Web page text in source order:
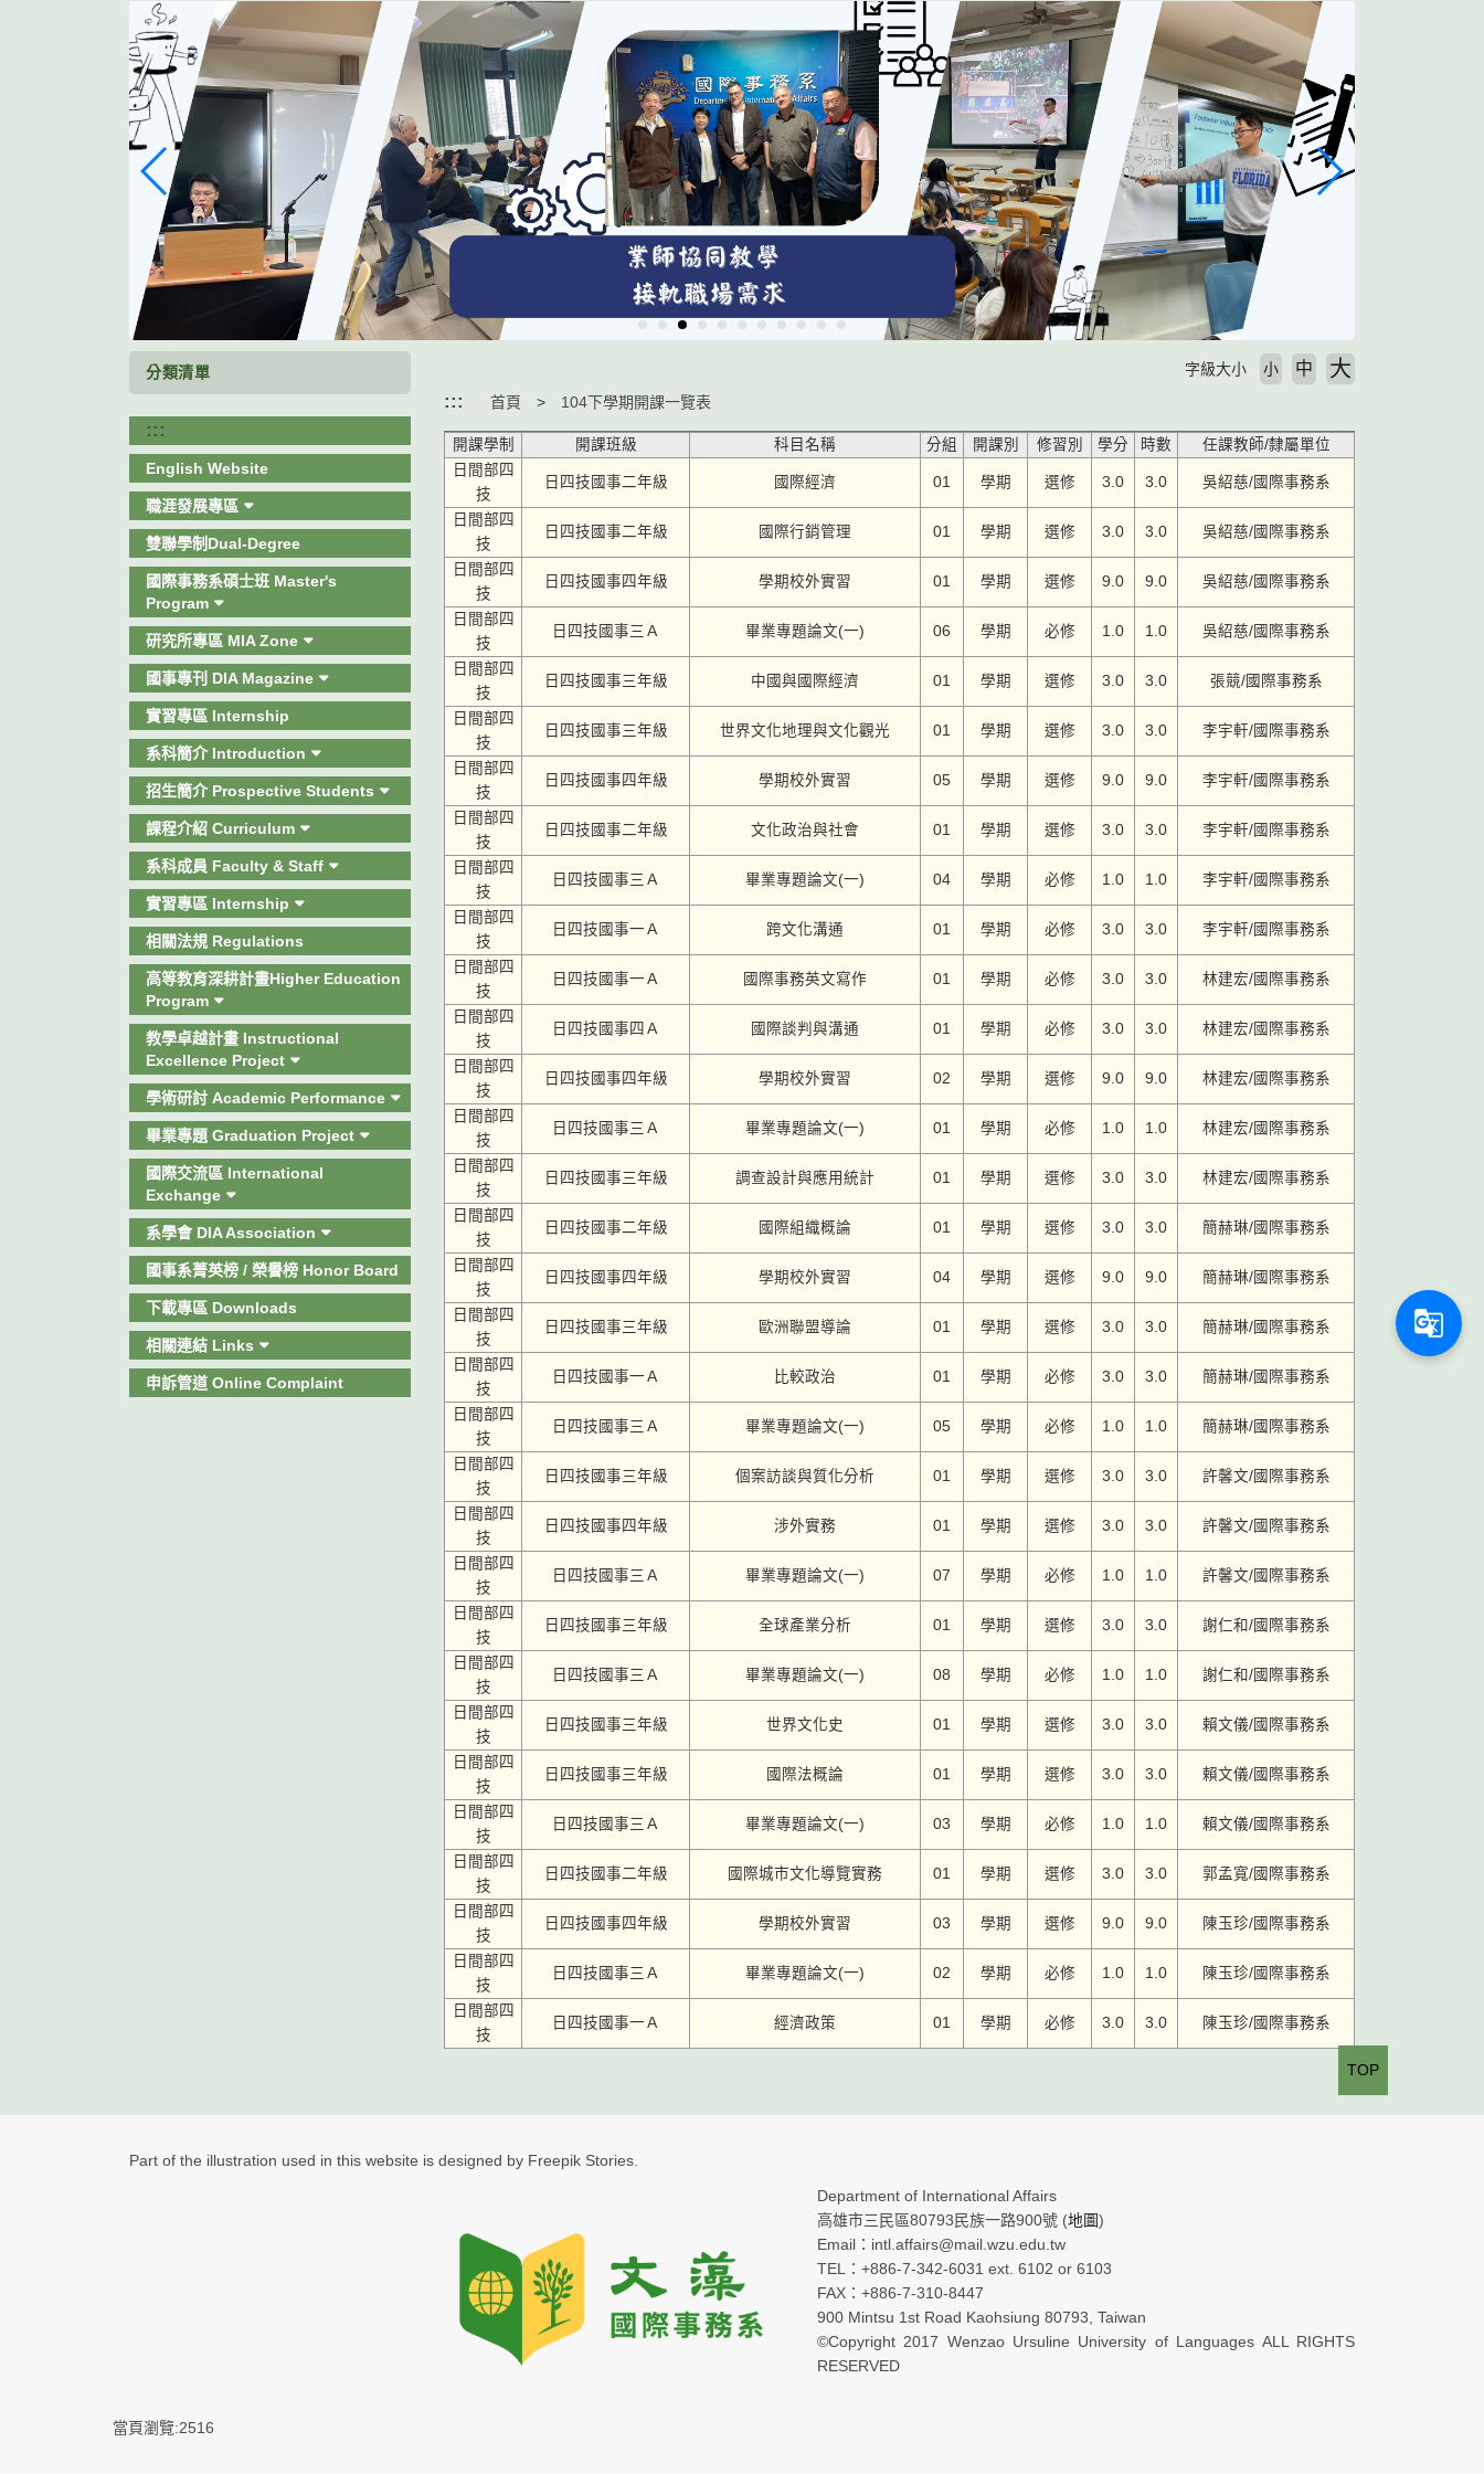
分類清單
:::
English Website
職涯發展專區
雙聯學制Dual-Degree
國際事務系碩士班 Master's
Program
研究所專區 MIA Zone
國事專刊 DIA Magazine
實習專區 Internship
系科簡介 Introduction
招生簡介 Prospective Students
課程介紹 Curriculum
系科成員 Faculty & Staff
實習專區 Internship
相關法規 Regulations
高等教育深耕計畫Higher Education
Program
教學卓越計畫 Instructional
Excellence Project
學術研討 Academic Performance
畢業專題 Graduation Project
國際交流區 International
Exchange
系學會 DIA Association
國事系菁英榜 / 榮譽榜 Honor Board
下載專區 Downloads
相關連結 Links
申訴管道 Online Complaint
::: 首頁 104下學期開課一覽表
字級大小 小 中 大
開課學制 開課班級 科目名稱 分組 開課別 修習別 學分 時數
任課教師/隸屬單位
日間部四
技
日四技國事二年級 國際經濟 01 學期 選修 3.0 3.0 吳紹慈/國際事務系
日間部四
技
日四技國事二年級 國際行銷管理 01 學期 選修 3.0 3.0 吳紹慈/國際事務系
日間部四
技
日四技國事四年級 學期校外實習 01 學期 選修 9.0 9.0 吳紹慈/國際事務系
日間部四
技
日四技國事三Ａ 畢業專題論文(一) 06 學期 必修 1.0 1.0 吳紹慈/國際事務系
日間部四
技
日四技國事三年級 中國與國際經濟 01 學期 選修 3.0 3.0 張競/國際事務系
日間部四
技
日四技國事三年級 世界文化地理與文化觀光 01 學期 選修 3.0 3.0 李宇軒/國際事務系
日間部四
技
日四技國事四年級 學期校外實習 05 學期 選修 9.0 9.0 李宇軒/國際事務系
日間部四
技
日四技國事二年級 文化政治與社會 01 學期 選修 3.0 3.0 李宇軒/國際事務系
日間部四
技
日四技國事三Ａ 畢業專題論文(一) 04 學期 必修 1.0 1.0 李宇軒/國際事務系
日間部四
技
日四技國事一Ａ 跨文化溝通 01 學期 必修 3.0 3.0 李宇軒/國際事務系
日間部四
技
日四技國事一Ａ 國際事務英文寫作 01 學期 必修 3.0 3.0 林建宏/國際事務系
日間部四
技
日四技國事四Ａ 國際談判與溝通 01 學期 必修 3.0 3.0 林建宏/國際事務系
日間部四
技
日四技國事四年級 學期校外實習 02 學期 選修 9.0 9.0 林建宏/國際事務系
日間部四
技
日四技國事三Ａ 畢業專題論文(一) 01 學期 必修 1.0 1.0 林建宏/國際事務系
日間部四
技
日四技國事三年級 調查設計與應用統計 01 學期 選修 3.0 3.0 林建宏/國際事務系
日間部四
技
日四技國事二年級 國際組織概論 01 學期 選修 3.0 3.0 簡赫琳/國際事務系
日間部四
技
日四技國事四年級 學期校外實習 04 學期 選修 9.0 9.0 簡赫琳/國際事務系
日間部四
技
日四技國事三年級 歐洲聯盟導論 01 學期 選修 3.0 3.0 簡赫琳/國際事務系
日間部四
技
日四技國事一Ａ 比較政治 01 學期 必修 3.0 3.0 簡赫琳/國際事務系
日間部四
技
日四技國事三Ａ 畢業專題論文(一) 05 學期 必修 1.0 1.0 簡赫琳/國際事務系
日間部四
技
日四技國事三年級 個案訪談與質化分析 01 學期 選修 3.0 3.0 許馨文/國際事務系
日間部四
技
日四技國事四年級 涉外實務 01 學期 選修 3.0 3.0 許馨文/國際事務系
日間部四
技
日四技國事三Ａ 畢業專題論文(一) 07 學期 必修 1.0 1.0 許馨文/國際事務系
日間部四
技
日四技國事三年級 全球產業分析 01 學期 選修 3.0 3.0 謝仁和/國際事務系
日間部四
技
日四技國事三Ａ 畢業專題論文(一) 08 學期 必修 1.0 1.0 謝仁和/國際事務系
日間部四
技
日四技國事三年級 世界文化史 01 學期 選修 3.0 3.0 賴文儀/國際事務系
日間部四
技
日四技國事三年級 國際法概論 01 學期 選修 3.0 3.0 賴文儀/國際事務系
日間部四
技
日四技國事三Ａ 畢業專題論文(一) 03 學期 必修 1.0 1.0 賴文儀/國際事務系
日間部四
技
日四技國事二年級 國際城市文化導覽實務 01 學期 選修 3.0 3.0 郭孟寬/國際事務系
日間部四
技
日四技國事四年級 學期校外實習 03 學期 選修 9.0 9.0 陳玉珍/國際事務系
日間部四
技
日四技國事三Ａ 畢業專題論文(一) 02 學期 必修 1.0 1.0 陳玉珍/國際事務系
日間部四
技
日四技國事一Ａ 經濟政策 01 學期 必修 3.0 3.0 陳玉珍/國際事務系
Part of the illustration used in this website is designed by Freepik Stories.
Department of International Affairs
高雄市三民區80793民族一路900號 (地圖)
Email：intl.affairs@mail.wzu.edu.tw
TEL：+886-7-342-6031 ext. 6102 or 6103
FAX：+886-7-310-8447
900 Mintsu 1st Road Kaohsiung 80793, Taiwan
©Copyright 2017 Wenzao Ursuline University of Languages ALL RIGHTS
RESERVED
當頁瀏覽:2516
TOP
g_translate